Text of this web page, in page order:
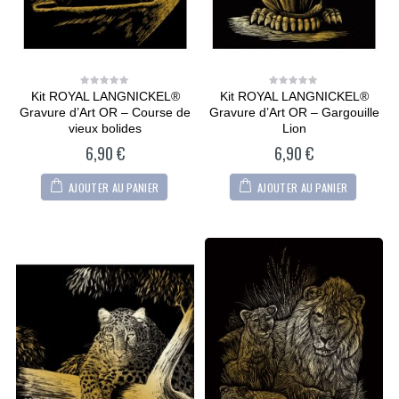
0
of
5
Kit ROYAL LANGNICKEL®
Gravure d’Art OR – Course de
vieux bolides
6,90€
AJOUTER AU PANIER
0
of
Kit ROYAL LANGNICKEL®
Gravure d’Art OR – Gargouille
Lion
6,90€
AJOUTER AU PANIER